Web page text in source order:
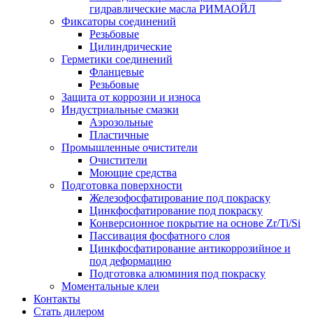
гидравлические масла РИМАОЙЛ
Фиксаторы соединений
Резьбовые
Цилиндрические
Герметики соединений
Фланцевые
Резьбовые
Защита от коррозии и износа
Индустриальные смазки
Аэрозольные
Пластичные
Промышленные очистители
Очистители
Моющие средства
Подготовка поверхности
Железофосфатирование под покраску
Цинкфосфатирование под покраску
Конверсионное покрытие на основе Zr/Ti/Si
Пассивация фосфатного слоя
Цинкфосфатирование антикоррозийное и
под деформацию
Подготовка алюминия под покраску
Моментальные клеи
Контакты
Стать дилером